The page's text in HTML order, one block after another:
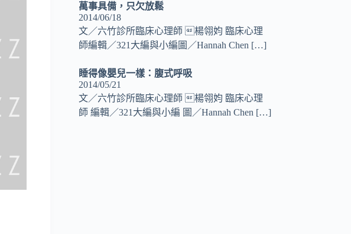
萬事具備，只欠放鬆
2014/06/18
文／六竹診所臨床心理師 楊翎㚬 臨床心理
師編輯／321大編與小編圖／Hannah Chen […]
睡得像嬰兒一樣：腹式呼吸
2014/05/21
文／六竹診所臨床心理師 楊翎㚬 臨床心理
師 編輯／321大編與小編 圖／Hannah Chen […]